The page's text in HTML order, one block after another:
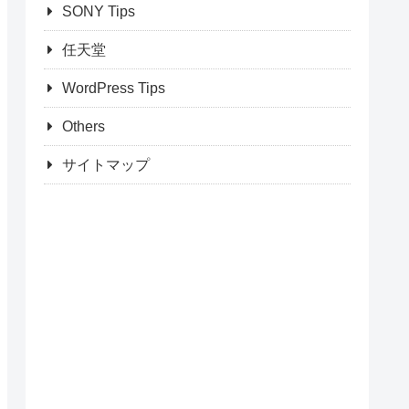
SONY Tips
任天堂
WordPress Tips
Others
サイトマップ